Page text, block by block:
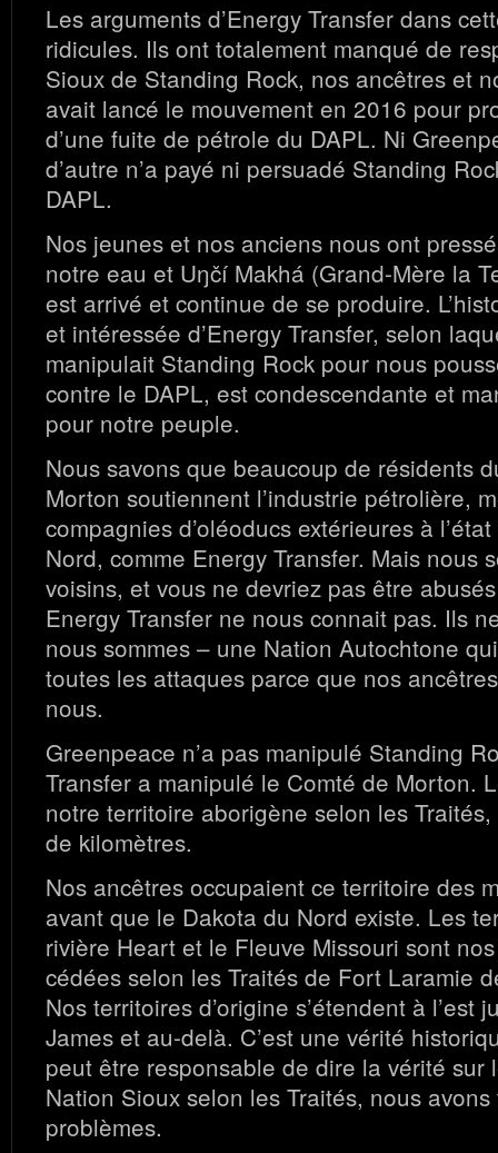
Les arguments d’Energy Transfer dans
ridicules. Ils ont totalement manqué de
Sioux de Standing Rock, nos ancêtres et
avait lancé le mouvement en 2016 pour
d’une fuite de pétrole du DAPL. Ni
d’autre n’a payé ni persuadé Standing
DAPL.
Nos jeunes et nos anciens nous ont
notre eau et Uŋčí Makhá (Grand-Mère la
est arrivé et continue de se produire.
et intéressée d’Energy Transfer, selon
manipulait Standing Rock pour nous
contre le DAPL, est condescendante et
pour notre peuple.
Nous savons que beaucoup de résidents
Morton soutiennent l’industrie pétrolière,
compagnies d’oléoducs extérieures à
Nord, comme Energy Transfer. Mais nous
voisins, et vous ne devriez pas être
Energy Transfer ne nous connait pas. Ils
nous sommes – une Nation Autochtone
toutes les attaques parce que nos
nous.
Greenpeace n’a pas manipulé Standing
Transfer a manipulé le Comté de Morton.
notre territoire aborigène selon les
de kilomètres.
Nos ancêtres occupaient ce territoire des
avant que le Dakota du Nord existe. Les
rivière Heart et le Fleuve Missouri sont
cédées selon les Traités de Fort Laramie
Nos territoires d’origine s’étendent à l’est
James et au-delà. C’est une vérité
peut être responsable de dire la vérité sur
Nation Sioux selon les Traités, nous
problèmes.